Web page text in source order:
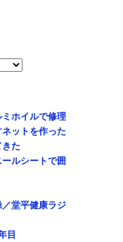
ホイルで修理
ットを作った
た
ルシートで囲
堂平健康ラジ
目